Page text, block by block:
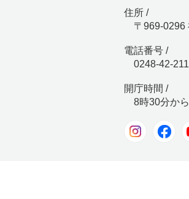
住所 /
〒969-0296
電話番号 /
0248-42-
開庁時間 /
8時30分か
Instagram